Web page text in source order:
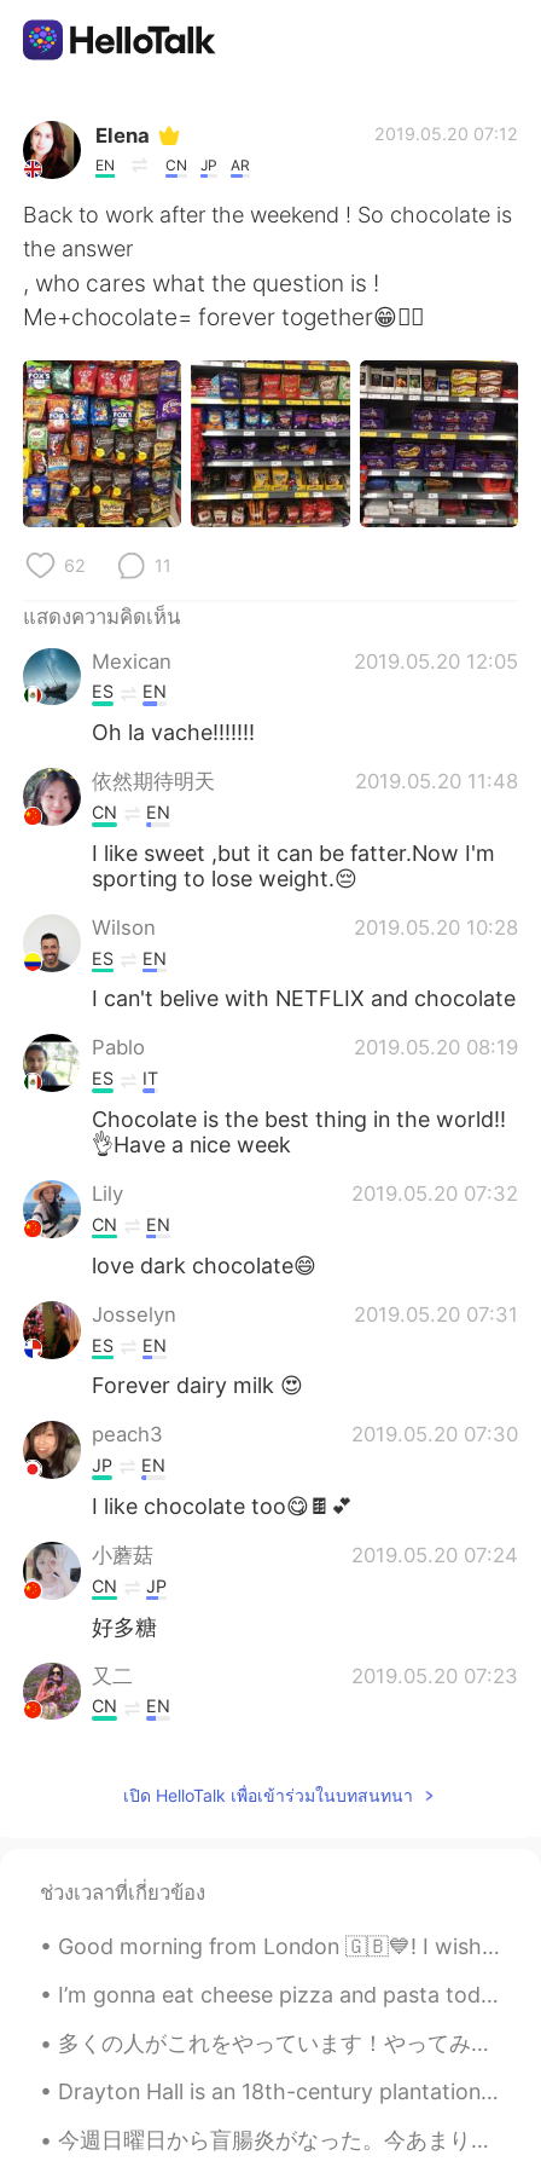
แอปแลกเปลี่ยนทางภาษา
AI Grammar Checker
ไทย
English 简体中文
繁體中文 Español
العربية Français
Deutsch
한국어
Indonesia
Türkçe Tiếng Việt
Português
Elena
EN CN JP AR
2019.05.20 07:12
Back to work after the weekend ! So chocolate is
the answer
, who cares what the question is !
Me+chocolate= forever together😁🤷‍♀️
62 11
แสดงความคิดเห็น
Mexican
2019.05.20 12:05
ES EN
Oh la vache!!!!!!!
依然期待明天 2019.05.20 11:48
CN EN
I like sweet ,but it can be fatter.Now I'm
sporting to lose weight.😔
Wilson 2019.05.20 10:28
ES EN
I can't belive with NETFLIX and chocolate
Pablo 2019.05.20 08:19
ES IT
Chocolate is the best thing in the world!!
👌Have a nice week
Lily 2019.05.20 07:32
CN EN
love dark chocolate😄
Josselyn 2019.05.20 07:31
ES EN
Forever dairy milk 😍
peach3 2019.05.20 07:30
JP EN
I like chocolate too😋🍫💕
小蘑菇 2019.05.20 07:24
CN JP
好多糖
又二 2019.05.20 07:23
CN EN
梁嗷嚎 2019.05.20 07:18
JP CN
日本のお菓子は？
เปิด HelloTalk เพื่อเข้าร่วมในบทสนทนา
ช่วงเวลาที่เกี่ยวข้อง
Good morning from London 🇬🇧💙! I wish you a beautiful , wonderful and an awesome day ! Happy Thur...
I’m gonna eat cheese pizza and pasta today. You can’t change my mind 😤 💪🏽 今日チーズピザとパスタを食べます🍕🍝 もう決...
多くの人がこれをやっています！やってみたかった。 Please Correct if anything is wrong😄 About me: • Name(名前) : アントン (Anton...
Drayton Hall is an 18th-century plantation in Charleston, South Carolina. Founded in 1738, Dray...
今週日曜日から盲腸炎がなった。今あまり痛くないけど、スープだけ食べられるのほうが得めんどくさい。いつもたくさん食べたいて、辛い物を大好き。だから、盲腸炎は拷問みたい 皆、盲腸炎がなったことがあ...